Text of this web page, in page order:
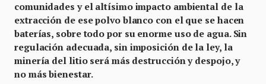
comunidades y el altísimo impacto ambiental de la
extracción de ese polvo blanco con el que se hacen
baterías, sobre todo por su enorme uso de agua. Sin
regulación adecuada, sin imposición de la ley, la
minería del litio será más destrucción y despojo, y
no más bienestar.